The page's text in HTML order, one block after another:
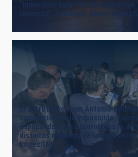
“Inmersión solar” de la exposición
Universo”. Créditos: Daniel López/
El astrofísico Juan Antonio
comisarios de la exposición
explicando a las autoridades la
distintos módulos de la
López/IAC.